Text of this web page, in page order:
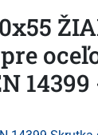
14399